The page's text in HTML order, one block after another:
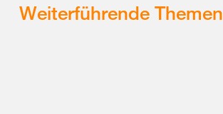
Weiterführende Themen